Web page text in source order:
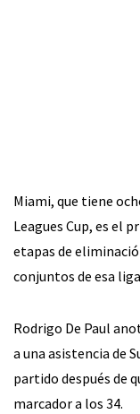
Miami, que tiene
Leagues Cup, es el
etapas de
conjuntos de esa
Rodrigo De Paul
a una asistencia de
partido después de
marcador a los 34.